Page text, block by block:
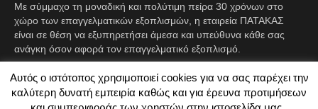
Με σύμμαχο τη μοναδική και πολύτιμη πείρα 30 χρόνων στο
χώρο των επαγγελματικών εξοπλισμών, η εταιρεία ΠΑΤΑΚΑΣ
είναι σε θέση να εξυπηρετήσει άμεσα και υπεύθυνα κάθε σας
ανάγκη όσον αφορά τον επαγγελματικό εξοπλισμό.
Facebook
Instagram
TikTok
Αυτός ο ιστότοπος χρησιμοποιεί cookies για να σας παρέχει την
καλύτερη δυνατή εμπειρία καθώς και για έρευνα προτιμήσεων